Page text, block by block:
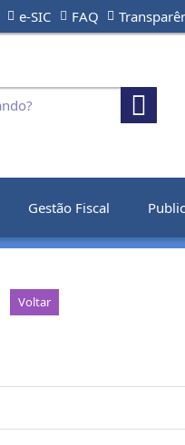
e-SIC FAQ
Gestão Fiscal
Voltar